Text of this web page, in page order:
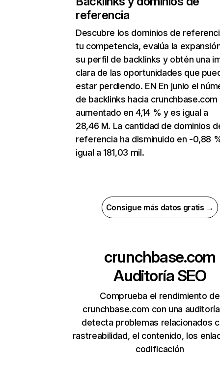
referencia
Descubre los dominios de
tu competencia, evalúa la
su perfil de backlinks y obtén una
clara de las oportunidades que
estar perdiendo. EN En junio el
de backlinks hacia crunchbase.com
aumentado en 4,14 % y es igual a
28,46 M. La cantidad de dominios
referencia ha disminuido en -0,88
igual a 181,03 mil.
Consigue más datos gratis →
crunchbase.com
Auditoría SEO
Comprueba el rendimiento de
crunchbase.com con una
detecta problemas relacionados
rastreabilidad, el contenido, los
codificación